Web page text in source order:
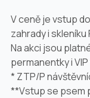
V ceně je vstup
zahrady i skleníku
Na akci jsou
permanentky i
* ZTP/P
**Vstup se psem